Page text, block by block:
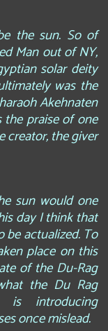
the sun. So of
Man out of NY,
solar deity
was the
Akehnaten
praise of one
creator, the giver
sun would one
day I think that
be actualized. To
place on this
of the Du-Rag
the Du Rag
introducing
once mislead.